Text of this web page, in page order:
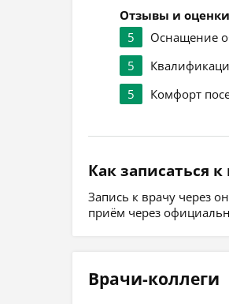
Отзывы и
5
Оснащение
5
5
Комфорт
Как записаться
Запись к врачу через
приём через
Врачи-коллеги